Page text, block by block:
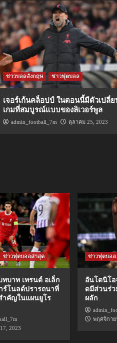
ข่าวบอลอังกฤษ ข่าวฟุตบอล
เจอร์เก้นคล็อปป์ ในตอนนี้มีตัวเปลี่ย
เกมที่สมบูรณ์แบบของลิเวอร์พูล
admin_football_7m ตุลาคม 25, 2023
ข่าวฟุตบอลล่าสุด
บาท เทรนต์ อเล็ก
ร์โนลด์ปรารถนาที่
ำคัญในแผนยูโร
2023
ข่าวฟุตบอล
อันโตนิโอ
ดมีส่วนร่
ผลัก
พฤศจิกาย